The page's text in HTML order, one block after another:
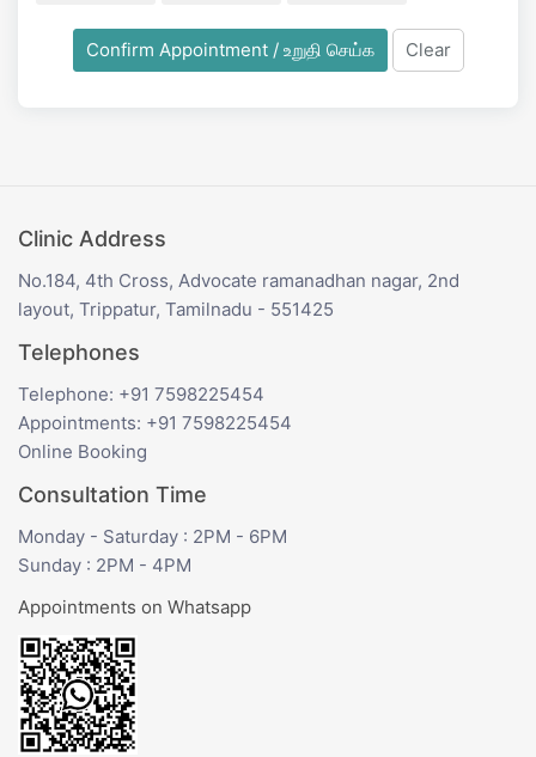
Confirm Appointment / உறுதி செய்க Clear
Clinic Address
No.184, 4th Cross, Advocate ramanadhan nagar, 2nd
layout, Trippatur, Tamilnadu - 551425
Telephones
Telephone: +91 7598225454
Appointments: +91 7598225454
Online Booking
Consultation Time
Monday - Saturday : 2PM - 6PM
Sunday : 2PM - 4PM
Appointments on Whatsapp